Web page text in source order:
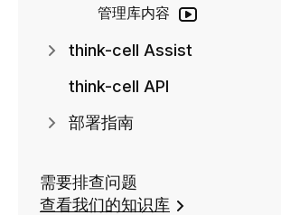
管理库内容
think-cell Assist
think-cell API
部署指南
需要排查问题
查看我们的知识库